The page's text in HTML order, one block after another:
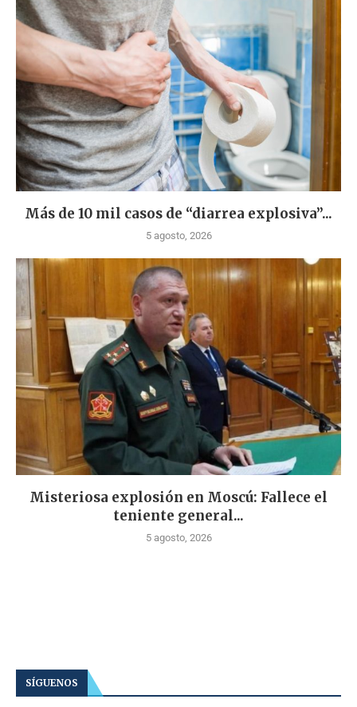
Más de 10 mil casos de “diarrea explosiva”...
5 agosto, 2026
Misteriosa explosión en Moscú: Fallece el
teniente general...
5 agosto, 2026
SÍGUENOS